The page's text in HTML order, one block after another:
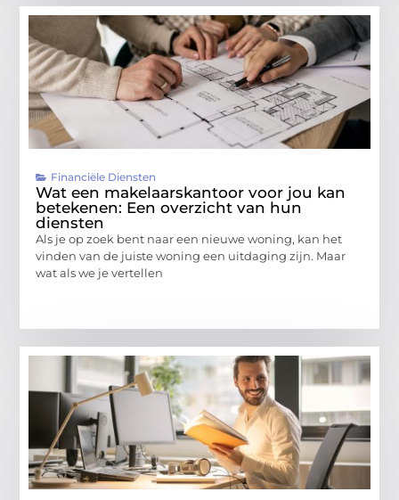
Financiële Diensten
Wat een makelaarskantoor voor jou kan
betekenen: Een overzicht van hun
diensten
Als je op zoek bent naar een nieuwe woning, kan het
vinden van de juiste woning een uitdaging zijn. Maar
wat als we je vertellen